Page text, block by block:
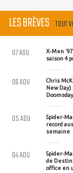
LES BRÈVES TOUT
X-Men
saison 4
07 AOU
Chris
New
06 AOU
Spider-
record
semaine
05 AOU
Spider-
de Destin
office en
04 AOU